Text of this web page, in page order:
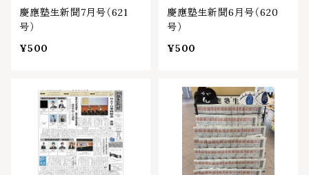
慶應塾生新聞7月号（621
号）
¥500
慶應塾生新聞6月号（620
号）
¥500